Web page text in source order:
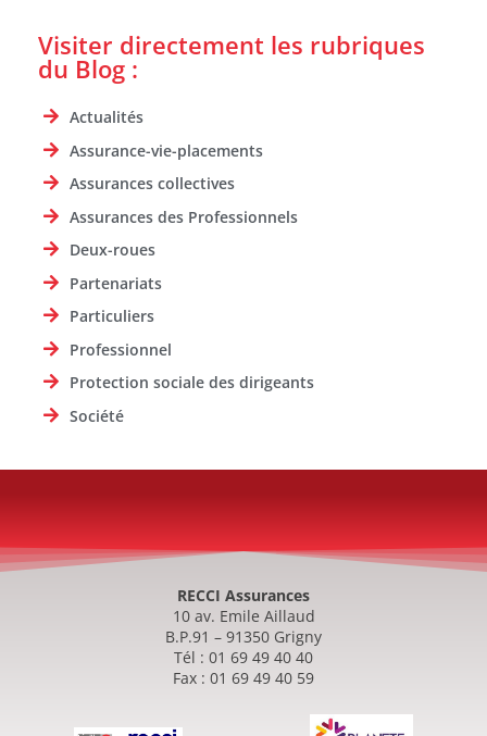
Visiter directement les rubriques
du Blog :
Actualités
Assurance-vie-placements
Assurances collectives
Assurances des Professionnels
Deux-roues
Partenariats
Particuliers
Professionnel
Protection sociale des dirigeants
Société
RECCI Assurances
10 av. Emile Aillaud
B.P.91 – 91350 Grigny
Tél : 01 69 49 40 40
Fax : 01 69 49 40 59